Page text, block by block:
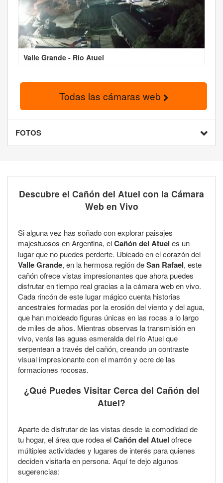
Valle Grande - Río Atuel
Todas las cámaras web
FOTOS
Descubre el Cañón del Atuel con la Cámara
Web en Vivo
Si alguna vez has soñado con explorar paisajes
majestuosos en Argentina, elCañón del Atuel es un
lugar que no puedes perderte. Ubicado en el corazón del
Valle Grande, en la hermosa región deSan Rafael, este
cañón ofrece vistas impresionantes que ahora puedes
disfrutar en tiempo real gracias a la cámara web en vivo.
Cada rincón de este lugar mágico cuenta historias
ancestrales formadas por la erosión del viento y del agua,
que han moldeado figuras únicas en las rocas a lo largo
de miles de años. Mientras observas la transmisión en
vivo, verás las aguas esmeralda del río Atuel que
serpentean a través del cañón, creando un contraste
visual impresionante con el marrón y ocre de las
formaciones rocosas.
¿Qué Puedes Visitar Cerca del Cañón del
Atuel?
Aparte de disfrutar de las vistas desde la comodidad de
tu hogar, el área que rodea elCañón del Atuel ofrece
múltiples actividades y lugares de interés para quienes
deciden visitarla en persona. Aquí te dejo algunos
sugerencias: